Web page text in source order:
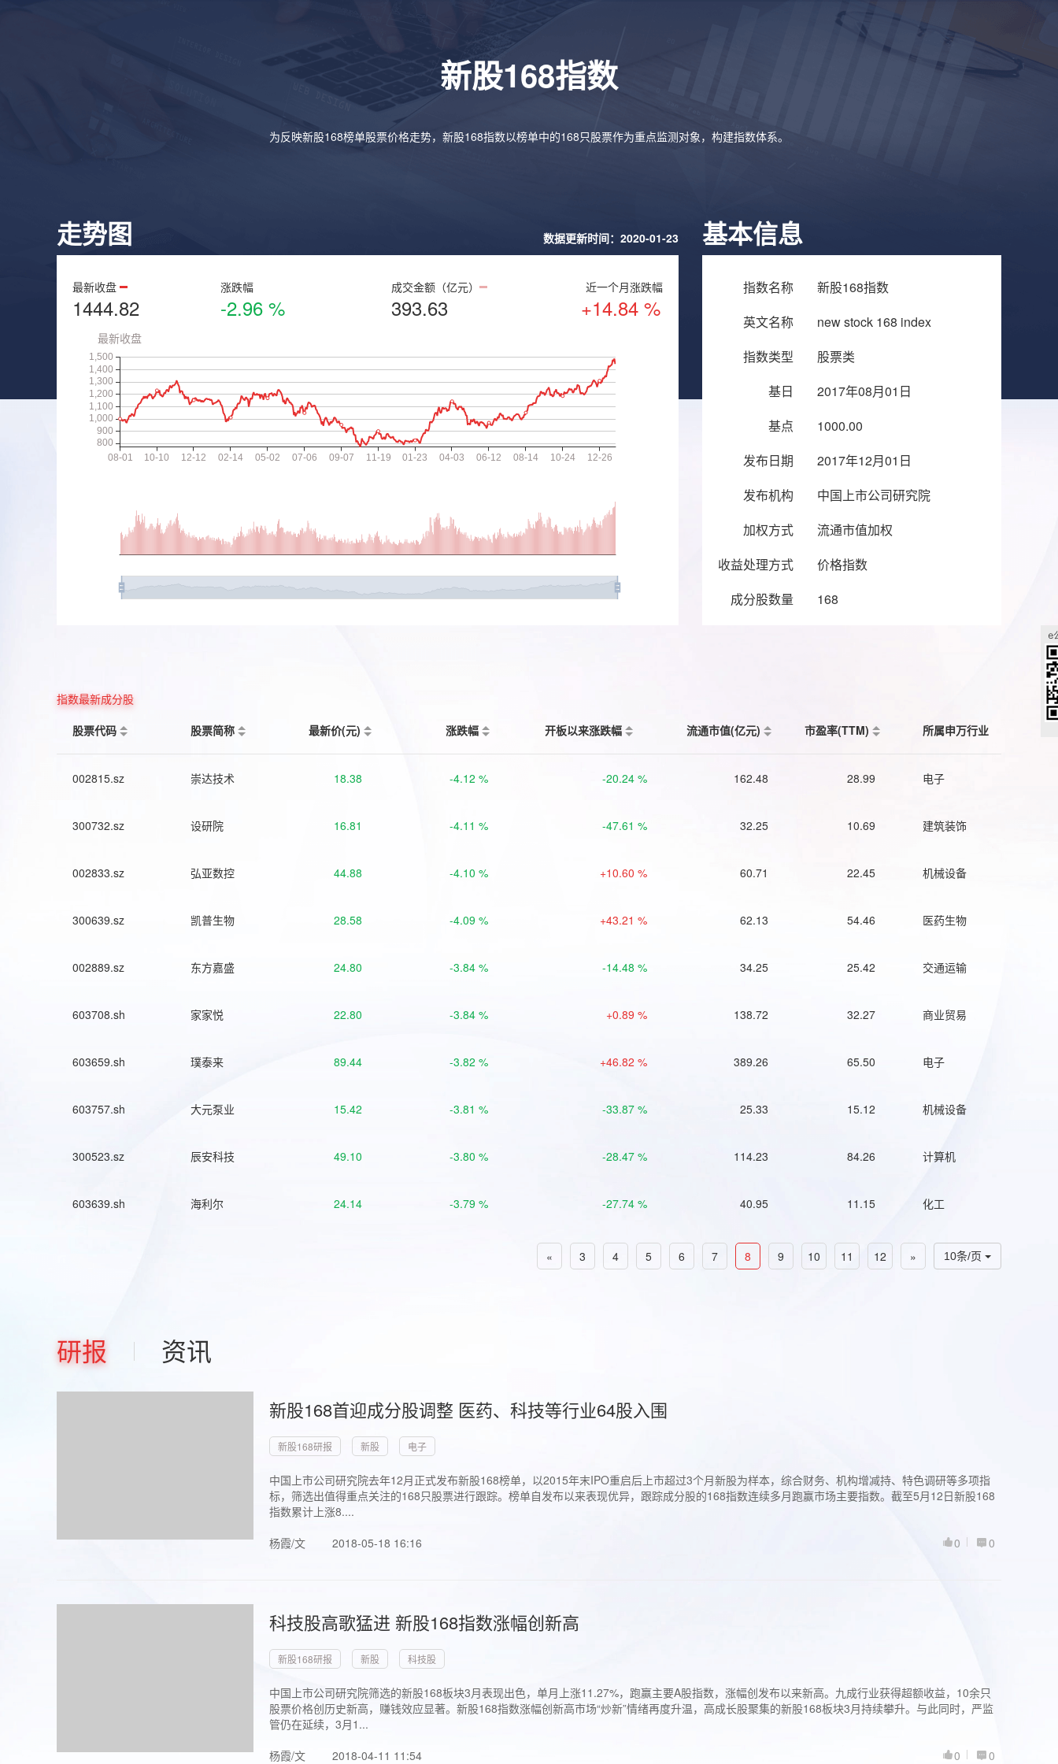
新股168指数
为反映新股168榜单股票价格走势，新股168指数以榜单中的168只股票作为重点监测对象，构建指数体系。
走势图 数据更新时间：2020-01-23
最新收盘
1444.82
涨跌幅
-2.96 %
成交金额（亿元）
393.63
近一个月涨跌幅
+14.84 %
基本信息
指数名称
新股168指数
英文名称
new stock 168 index
指数类型
股票类
基日
2017年08月01日
基点
1000.00
发布日期
2017年12月01日
发布机构
中国上市公司研究院
加权方式
流通市值加权
收益处理方式
价格指数
成分股数量
168
指数最新成分股
股票代码
股票简称 最新价(元) 涨跌幅 开板以来涨跌幅 流通市值(亿元) 市盈率(TTM) 所属申万行业
002815.sz 崇达技术 18.38 -4.12 % -20.24 % 162.48 28.99 电子
300732.sz 设研院 16.81 -4.11 % -47.61 % 32.25 10.69 建筑装饰
002833.sz 弘亚数控 44.88 -4.10 % +10.60 % 60.71 22.45 机械设备
300639.sz 凯普生物 28.58 -4.09 % +43.21 % 62.13 54.46 医药生物
002889.sz 东方嘉盛 24.80 -3.84 % -14.48 % 34.25 25.42 交通运输
603708.sh 家家悦 22.80 -3.84 % +0.89 % 138.72 32.27 商业贸易
603659.sh 璞泰来 89.44 -3.82 % +46.82 % 389.26 65.50 电子
603757.sh 大元泵业 15.42 -3.81 % -33.87 % 25.33 15.12 机械设备
300523.sz 辰安科技 49.10 -3.80 % -28.47 % 114.23 84.26 计算机
603639.sh 海利尔 24.14 -3.79 % -27.74 % 40.95 11.15 化工
10条/页
« 3 4 5 6 7 8 9 10 11 12 »
研报 资讯
新股168首迎成分股调整 医药、科技等行业64股入围
新股168研报 新股 电子
中国上市公司研究院去年12月正式发布新股168榜单，以2015年末IPO重启后上市超过3个月新股为样本，综合财务、机构增减持、特色调研等多项指
标，筛选出值得重点关注的168只股票进行跟踪。榜单自发布以来表现优异，跟踪成分股的168指数连续多月跑赢市场主要指数。截至5月12日新股168
指数累计上涨8....
杨霞/文
2018-05-18 16:16 0
0
科技股高歌猛进 新股168指数涨幅创新高
新股168研报 新股 科技股
中国上市公司研究院筛选的新股168板块3月表现出色，单月上涨11.27%，跑赢主要A股指数，涨幅创发布以来新高。九成行业获得超额收益，10余只
股票价格创历史新高，赚钱效应显著。新股168指数涨幅创新高市场“炒新”情绪再度升温，高成长股聚集的新股168板块3月持续攀升。与此同时，严监
管仍在延续，3月1...
杨霞/文
2018-04-11 11:54 0
0